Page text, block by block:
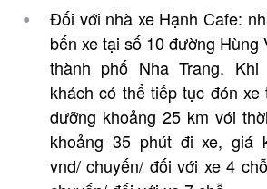
Đối với nhà xe Hạnh Cafe:
bến xe tại số 10 đường Hùng
thành phố Nha Trang.
khách có thể tiếp tục đón
dưỡng khoảng 25 km với
khoảng 35 phút đi xe, giá
vnd/ chuyến/ đối với xe 4